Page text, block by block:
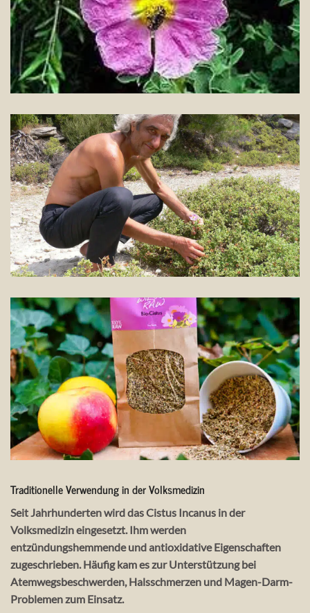
Traditionelle Verwendung in der Volksmedizin
Seit Jahrhunderten wird dasCistus Incanus in der
Volksmedizin eingesetzt. Ihm werden
entzündungshemmende und antioxidative Eigenschaften
zugeschrieben. Häufig kam es zur Unterstützung bei
Atemwegsbeschwerden,Halsschmerzen und Magen-Darm-
Problemenzum Einsatz.